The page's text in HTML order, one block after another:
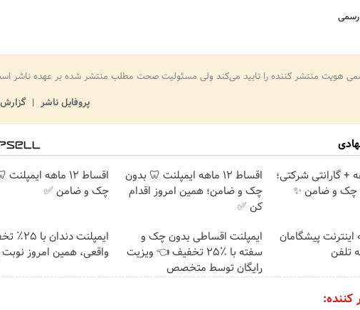
رسمی
هویت منتشر کننده را تایید می‌کند ولی مسئولیت صحت مطلب منتشر شده بر عهده ناشر
پروفایل ناشر
12 ماهه + گارانتی شرکتی؛
چک و ضامن ✨
اقساط ۱۲ ماهه ایمپلنت 🦷 بدون
چک و ضامن؛ همین امروز اقدام
کن ✅
اقساط ۱۲ ماهه
چک و ضامن ✅
اینترنت پیشگامان
تلفن
ایمپلنت اقساطی بدون چک و
سفته با ٪۲۵ تخفیف 👈 ویزیت
رایگان توسط متخصص
ایمپلنت
واقعی، همین امروز نوبت
کننده: